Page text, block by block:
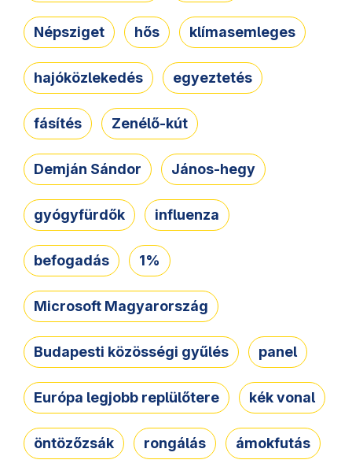
Népsziget hős klímasemleges
hajóközlekedés egyeztetés
fásítés Zenélő-kút
Demján Sándor János-hegy
gyógyfürdők influenza
befogadás 1%
Microsoft Magyarország
Budapesti közösségi gyűlés panel
Európa legjobb replülőtere kék vonal
öntözőzsák rongálás ámokfutás